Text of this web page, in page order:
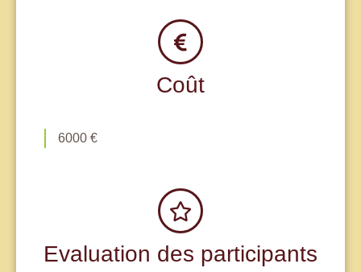
Coût
6000 €
Evaluation des participants